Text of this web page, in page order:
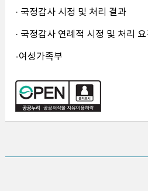
· 국정감사 시정 및 처리 결과
· 국정감사 연례적 시정 및 처리
-여성가족부